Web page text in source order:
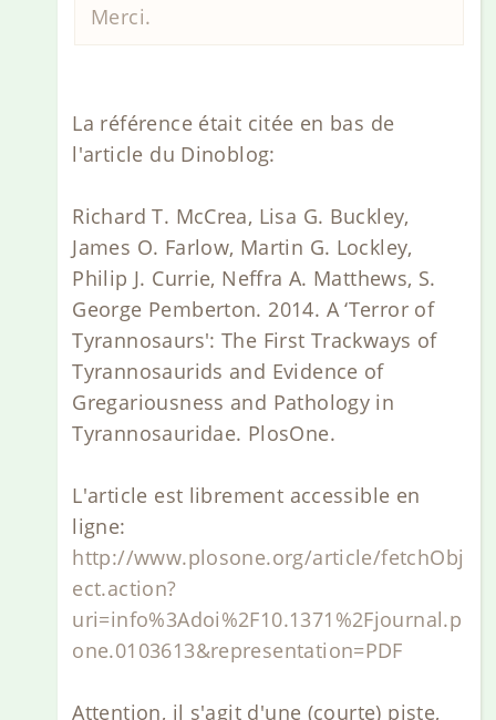
Merci.
La référence était citée en bas de
l'article du Dinoblog:
Richard T. McCrea, Lisa G. Buckley,
James O. Farlow, Martin G. Lockley,
Philip J. Currie, Neffra A. Matthews, S.
George Pemberton. 2014. A ‘Terror of
Tyrannosaurs': The First Trackways of
Tyrannosaurids and Evidence of
Gregariousness and Pathology in
Tyrannosauridae. PlosOne.
L'article est librement accessible en
ligne:
http://www.plosone.org/article/fetchObj
ect.action?
uri=info%3Adoi%2F10.1371%2Fjournal.p
one.0103613&representation=PDF
Attention, il s'agit d'une (courte) piste,